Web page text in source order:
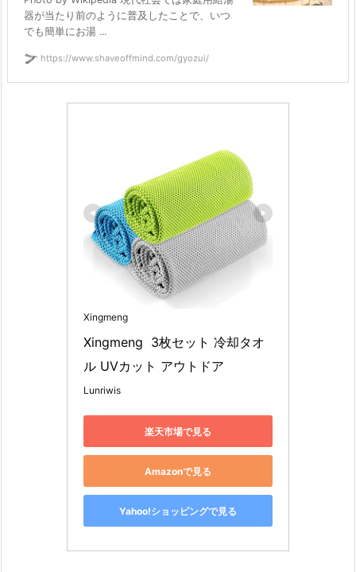
器が当たり前のように普及したことで、いつ
でも簡単にお湯 ...
https://www.shaveoffmind.com/gyozui/
Xingmeng
Xingmeng  3枚セット 冷却タオ
ル UVカット アウトドア
Lunriwis
楽天市場で見る
Amazonで見る
Yahoo!ショッピングで見る